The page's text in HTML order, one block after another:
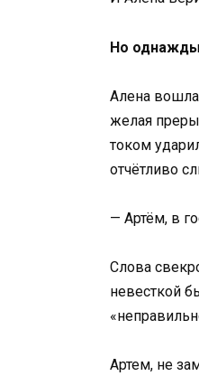
Но однажды
Алена вошла
желая
током
отчётливо
— Артём, в
Слова
невесткой
Артем, не